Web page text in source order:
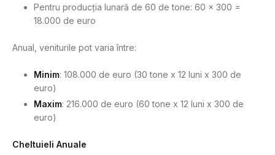
Pentru producția lunară de 60 de tone: 60 x 300 =
18.000 de euro
Anual, veniturile pot varia între:
Minim: 108.000 de euro (30 tone x 12 luni x 300 de
euro)
Maxim: 216.000 de euro (60 tone x 12 luni x 300 de
euro)
Cheltuieli Anuale